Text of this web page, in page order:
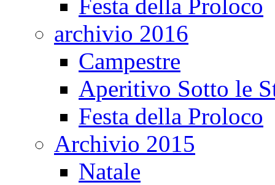
Festa della Proloco
archivio 2016
Campestre
Aperitivo Sotto le
Festa della Proloco
Archivio 2015
Natale